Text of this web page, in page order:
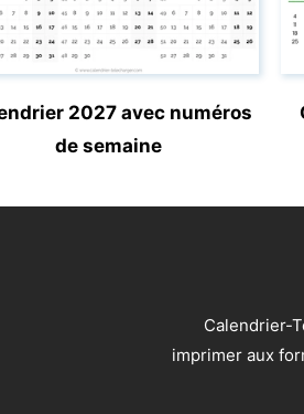
2027 avec numéros
de semaine
Calendrier-
imprimer aux